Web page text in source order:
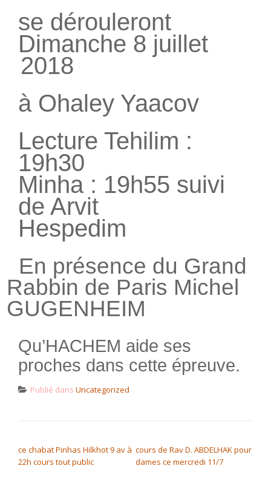
se dérouleront
Dimanche 8 juillet
2018
à Ohaley Yaacov
Lecture Tehilim :
19h30
Minha : 19h55 suivi
de Arvit
Hespedim
En présence du Grand
Rabbin de Paris Michel
GUGENHEIM
Qu’HACHEM aide ses
proches dans cette épreuve.
Publié dans Uncategorized
ce chabat Pinhas Hilkhot 9 av à
22h cours tout public
cours de Rav D. ABDELHAK pour
dames ce mercredi 11/7